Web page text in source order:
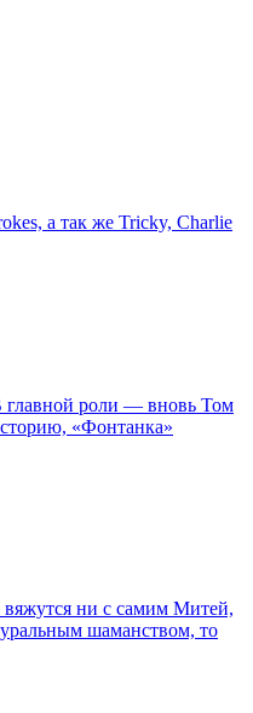
а так же Tricky, Charlie
главной роли — вновь Том
«Фонтанка»
вяжутся ни с самим Митей,
шаманством, то